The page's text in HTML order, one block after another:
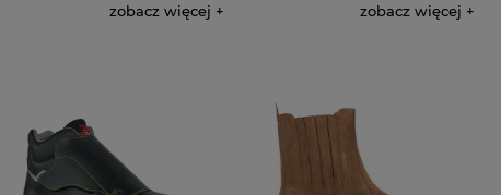
zobacz więcej zobacz więcej